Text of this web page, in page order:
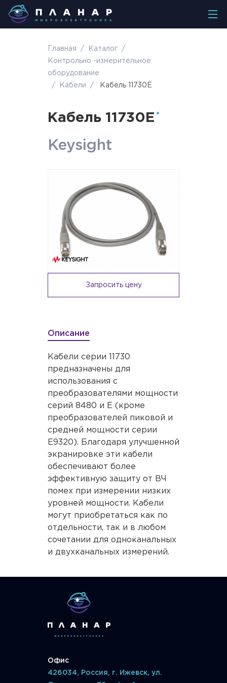
Главная / Каталог
/
Контрольно -измерительное
оборудование
/
Кабели / Кабель 11730E
Кабель 11730E
Keysight
Запросить цену
Описание
Кабели серии 11730
предназначены для
использования с
преобразователями мощности
серий 8480 и E (кроме
преобразователей пиковой и
средней мощности серии
E9320). Благодаря улучшенной
экранировке эти кабели
обеспечивают более
эффективную защиту от ВЧ
помех при измерении низких
уровней мощности. Кабели
могут приобретаться как по
отдельности, так и в любом
сочетании для одноканальных
и двухканальных измерений.
Офис
426034, Россия, г. Ижевск, ул.